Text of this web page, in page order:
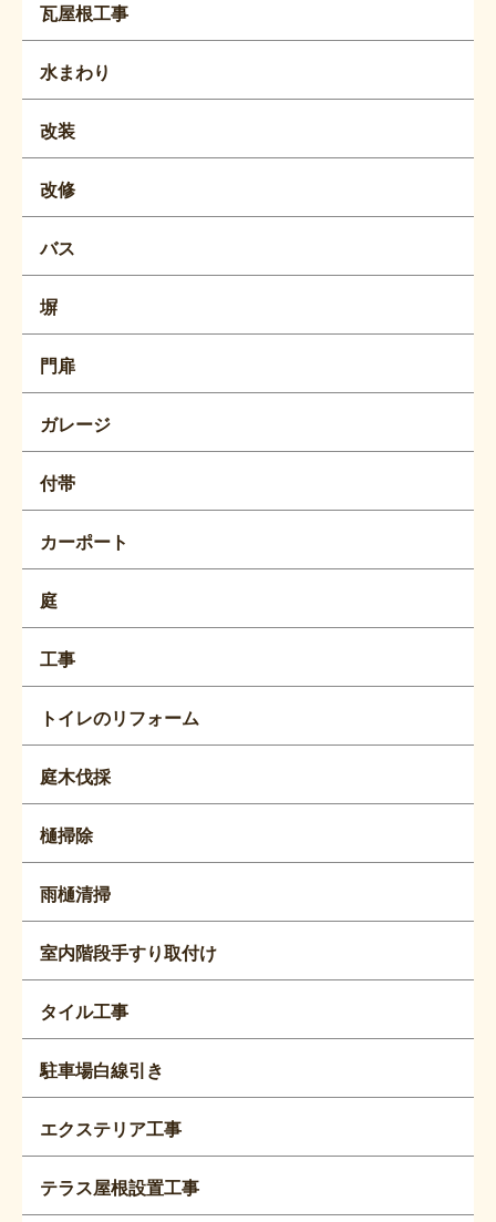
瓦屋根工事
水まわり
改装
改修
バス
塀
門扉
ガレージ
付帯
カーポート
庭
工事
トイレのリフォーム
庭木伐採
樋掃除
雨樋清掃
室内階段手すり取付け
タイル工事
駐車場白線引き
エクステリア工事
テラス屋根設置工事